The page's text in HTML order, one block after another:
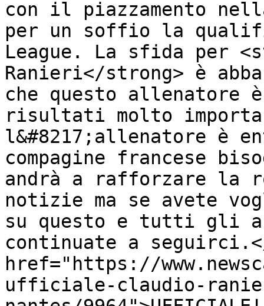
con il piazzamento
per un soffio la
League. La sfida per
Ranieri</strong> è
che questo allenatore
risultati molto
l&#8217;allenatore è
compagine francese
andrà a rafforzare la
notizie ma se avete
su questo e tutti gli
continuate a
href="https://
ufficiale-claudio-